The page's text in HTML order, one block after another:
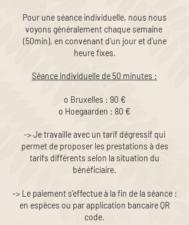
Pour une séance individuelle, nous nous
voyons généralement chaque semaine
(50min), en convenant d'un jour et d'une
heure fixes.
Séance individuelle de 50 minutes :
o Bruxelles : 90 €
o Hoegaarden : 80 €
-> Je travaille avec un tarif dégressif qui
permet de proposer les prestations à des
tarifs différents selon la situation du
bénéficiaire.
-> Le paiement s'effectue à la fin de la séance :
en espèces ou par application bancaire QR
code.